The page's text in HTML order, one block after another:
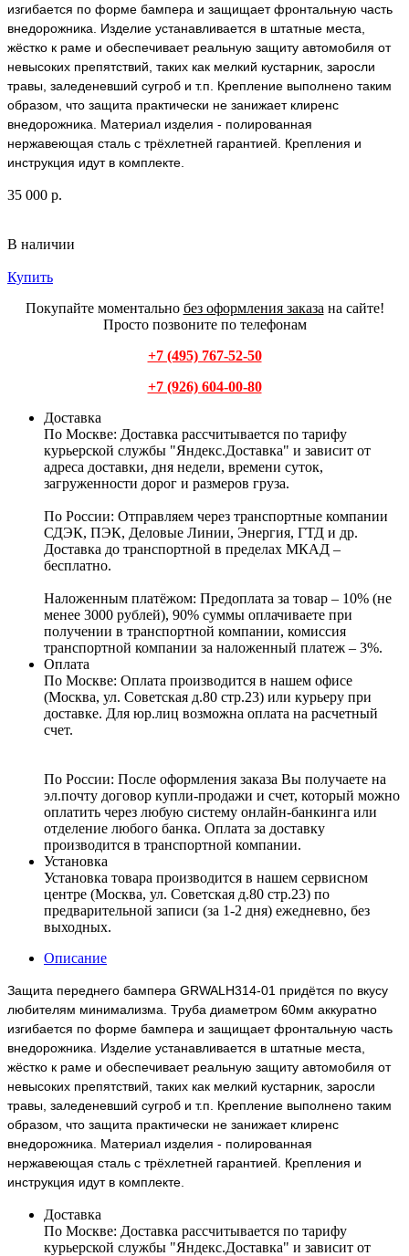
изгибается по форме бампера и защищает фронтальную часть
внедорожника. Изделие устанавливается в штатные места,
жёстко к раме и обеспечивает реальную защиту автомобиля от
невысоких препятствий, таких как мелкий кустарник, заросли
травы, заледеневший сугроб и т.п. Крепление выполнено таким
образом, что защита практически не занижает клиренс
внедорожника. Материал изделия - полированная
нержавеющая сталь с трёхлетней гарантией. Крепления и
инструкция идут в комплекте.
35 000 р.
В наличии
Купить
Покупайте моментально без оформления заказа на сайте!
Просто позвоните по телефонам
+7 (495) 767-52-50
+7 (926) 604-00-80
Доставка
По Москве: Доставка рассчитывается по тарифу
курьерской службы "Яндекс.Доставка" и зависит от
адреса доставки, дня недели, времени суток,
загруженности дорог и размеров груза.
По России: Отправляем через транспортные компании
СДЭК, ПЭК, Деловые Линии, Энергия, ГТД и др.
Доставка до транспортной в пределах МКАД –
бесплатно.
Наложенным платёжом: Предоплата за товар – 10% (не
менее 3000 рублей), 90% суммы оплачиваете при
получении в транспортной компании, комиссия
транспортной компании за наложенный платеж – 3%.
Оплата
По Москве: Оплата производится в нашем офисе
(Москва, ул. Советская д.80 стр.23) или курьеру при
доставке. Для юр.лиц возможна оплата на расчетный
счет.
По России: После оформления заказа Вы получаете на
эл.почту договор купли-продажи и счет, который можно
оплатить через любую систему онлайн-банкинга или
отделение любого банка. Оплата за доставку
производится в транспортной компании.
Установка
Установка товара производится в нашем сервисном
центре (Москва, ул. Советская д.80 стр.23) по
предварительной записи (за 1-2 дня) ежедневно, без
выходных.
Описание
Защита переднего бампера GRWALH314-01 придётся по вкусу
любителям минимализма. Труба диаметром 60мм аккуратно
изгибается по форме бампера и защищает фронтальную часть
внедорожника. Изделие устанавливается в штатные места,
жёстко к раме и обеспечивает реальную защиту автомобиля от
невысоких препятствий, таких как мелкий кустарник, заросли
травы, заледеневший сугроб и т.п. Крепление выполнено таким
образом, что защита практически не занижает клиренс
внедорожника. Материал изделия - полированная
нержавеющая сталь с трёхлетней гарантией. Крепления и
инструкция идут в комплекте.
Доставка
По Москве: Доставка рассчитывается по тарифу
курьерской службы "Яндекс.Доставка" и зависит от